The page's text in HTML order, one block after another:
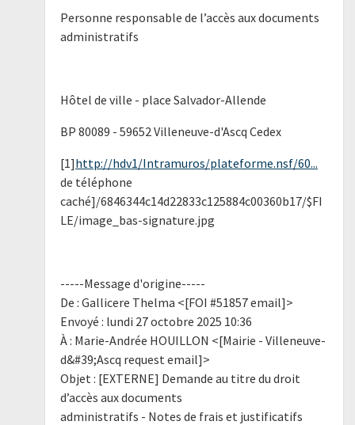
Personne responsable de l’accès aux documents
administratifs
Hôtel de ville - place Salvador-Allende
BP 80089 - 59652 Villeneuve-d'Ascq Cedex
[1]http://hdv1/Intramuros/plateforme.nsf/60...
de téléphone
caché]/6846344c14d22833c125884c00360b17/$FI
LE/image_bas-signature.jpg
-----Message d'origine-----
De : Gallicere Thelma <[FOI #51857 email]>
Envoyé : lundi 27 octobre 2025 10:36
À : Marie-Andrée HOUILLON <[Mairie - Villeneuve-
d&#39;Ascq request email]>
Objet : [EXTERNE] Demande au titre du droit
d’accès aux documents
administratifs - Notes de frais et justificatifs